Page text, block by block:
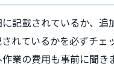
記載されているか、追
れているかを必ずチェ
業の費用も事前に聞き